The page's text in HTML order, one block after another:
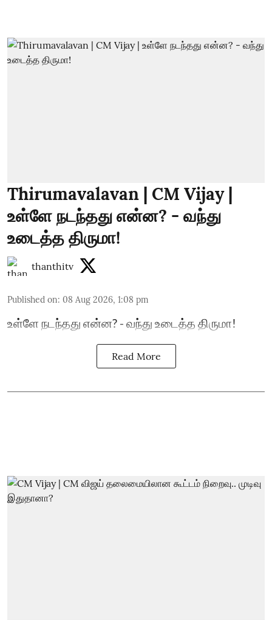
Thirumavalavan | CM Vijay |
உள்ளே நடந்தது என்ன? - வந்து
உடைத்த திருமா!
thanthitv
Published on: 08 Aug 2026, 1:08 pm
உள்ளே நடந்தது என்ன? - வந்து உடைத்த திருமா!
Read More